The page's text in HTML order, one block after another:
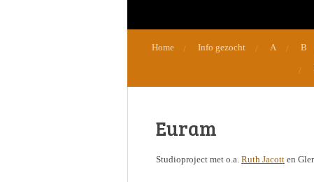
Home Info gezocht A B
Euram
Studioproject met o.a. Ruth Jacott en